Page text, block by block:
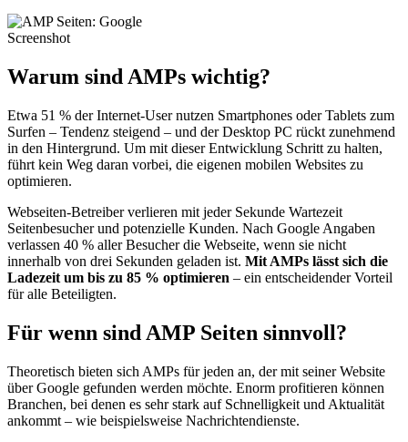
Warum sind AMPs wichtig?
Etwa 51 % der Internet-User nutzen Smartphones oder Tablets zum
Surfen – Tendenz steigend – und der Desktop PC rückt zunehmend
in den Hintergrund. Um mit dieser Entwicklung Schritt zu halten,
führt kein Weg daran vorbei, die eigenen mobilen Websites zu
optimieren.
Webseiten-Betreiber verlieren mit jeder Sekunde Wartezeit
Seitenbesucher und potenzielle Kunden. Nach Google Angaben
verlassen 40 % aller Besucher die Webseite, wenn sie nicht
innerhalb von drei Sekunden geladen ist. Mit AMPs lässt sich die
Ladezeit um bis zu 85 % optimieren – ein entscheidender Vorteil
für alle Beteiligten.
Für wenn sind AMP Seiten sinnvoll?
Theoretisch bieten sich AMPs für jeden an, der mit seiner Website
über Google gefunden werden möchte. Enorm profitieren können
Branchen, bei denen es sehr stark auf Schnelligkeit und Aktualität
ankommt – wie beispielsweise Nachrichtendienste.